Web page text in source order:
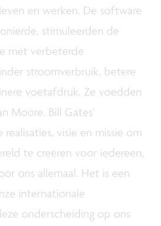
en werken. De software
stimuleerden de
met verbeterde
stroomverbruik, betere
voetafdruk. Ze voedden
Moore. Bill Gates’
visie en missie om
te creëren voor iedereen,
ons allemaal. Het is een
internationale
onderscheiding op ons